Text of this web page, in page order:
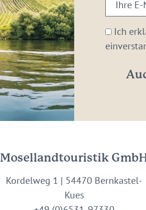
E-
Mail-
Adresse:
Ich
Mosellandtouristik
Kordelweg 1 | 54470 Bernkastel-
Kues